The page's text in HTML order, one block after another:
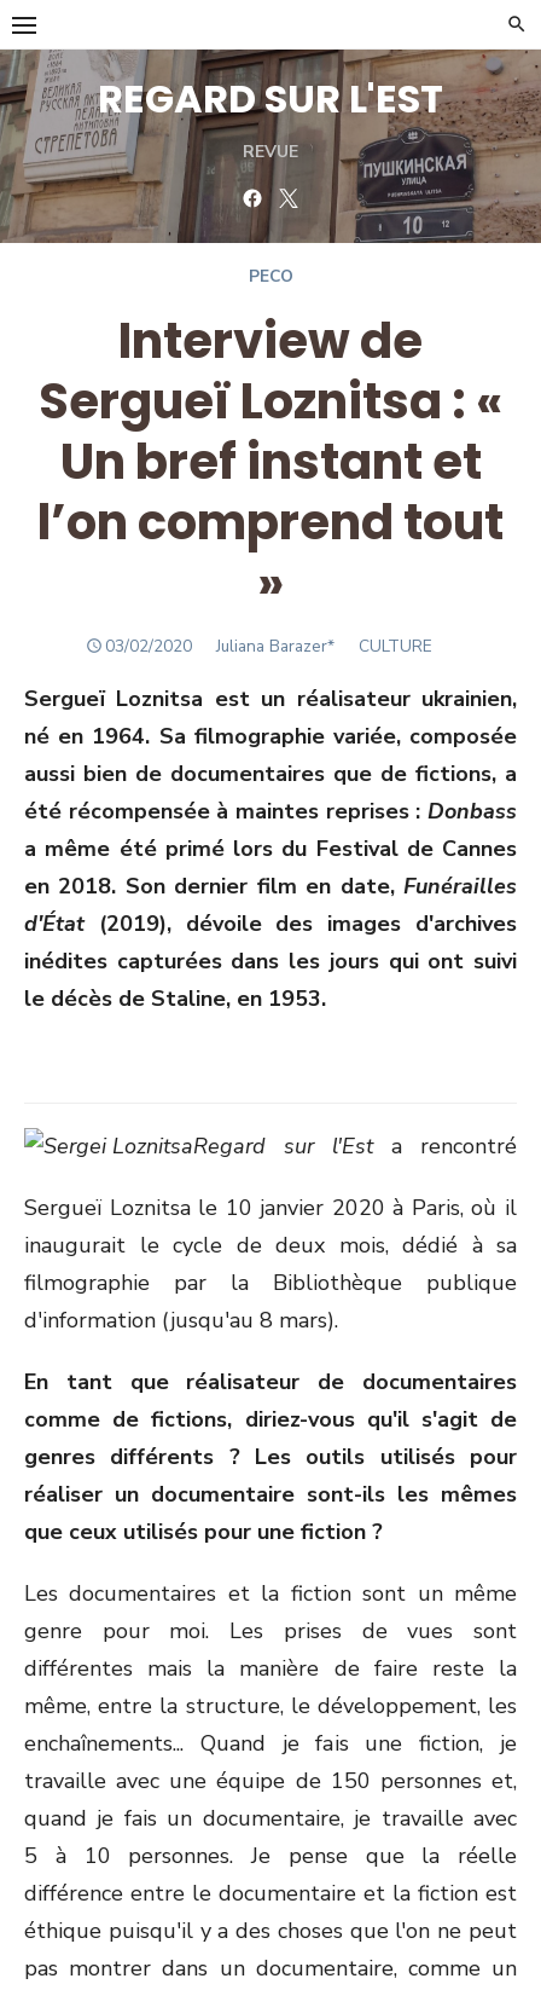
Skip
to
content
REGARD SUR L'EST
REVUE
FacebookTwitter
PECO
Interview de
Sergueï Loznitsa : «
Un bref instant et
l’on comprend tout
»
POSTED
03/02/2020 Author
Juliana Barazer* CULTURE
Sergueï Loznitsa est un réalisateur ukrainien,
né en 1964. Sa filmographie variée, composée
aussi bien de documentaires que de fictions, a
été récompensée à maintes reprises : Donbass
a même été primé lors du Festival de Cannes
en 2018. Son dernier film en date, Funérailles
d'État (2019), dévoile des images d'archives
inédites capturées dans les jours qui ont suivi
le décès de Staline, en 1953.
Regard sur l'Esta rencontré
Sergueï Loznitsa le 10 janvier 2020 à Paris, où il
inaugurait le cycle de deux mois, dédié à sa
filmographie par la Bibliothèque publique
d'information (jusqu'au 8 mars).
En tant que réalisateur de documentaires
comme de fictions, diriez-vous qu'il s'agit de
genres différents ? Les outils utilisés pour
réaliser un documentaire sont-ils les mêmes
que ceux utilisés pour une fiction ?
Les documentaires et la fiction sont un même
genre pour moi. Les prises de vues sont
différentes mais la manière de faire reste la
même, entre la structure, le développement, les
enchaînements... Quand je fais une fiction, je
travaille avec une équipe de 150 personnes et,
quand je fais un documentaire, je travaille avec
5 à 10 personnes. Je pense que la réelle
différence entre le documentaire et la fiction est
éthique puisqu'il y a des choses que l'on ne peut
pas montrer dans un documentaire, comme un